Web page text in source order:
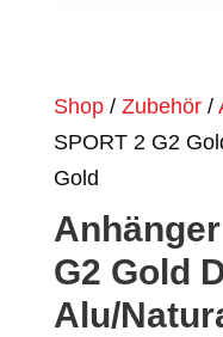
Shop/ Zubehör/
SPORT 2 G2
Gold
G2 Gold
Alu/